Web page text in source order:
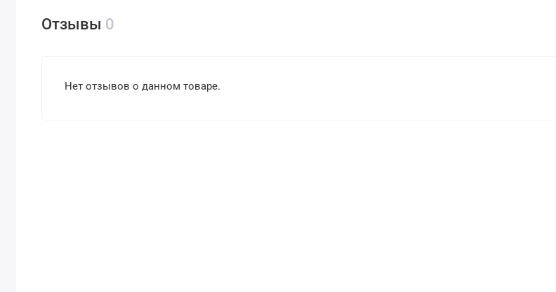
Отзывы 0
Нет отзывов о данном товаре.